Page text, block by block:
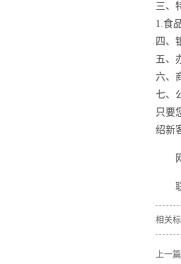
三、
1.食
四、
五、
六、
七、
只要
绍新
相关标
上一